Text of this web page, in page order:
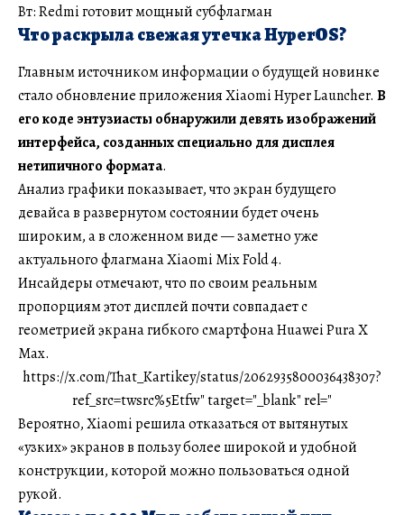
Вт: Redmi готовит мощный субфлагман
Что раскрыла свежая утечка HyperOS?
Главным источником информации о будущей новинке
стало обновление приложения Xiaomi Hyper Launcher. В
его коде энтузиасты обнаружили девять изображений
интерфейса, созданных специально для дисплея
нетипичного формата.
Анализ графики показывает, что экран будущего
девайса в развернутом состоянии будет очень
широким, а в сложенном виде — заметно уже
актуального флагмана Xiaomi Mix Fold 4.
Инсайдеры отмечают, что по своим реальным
пропорциям этот дисплей почти совпадает с
геометрией экрана гибкого смартфона Huawei Pura X
Max.
https://x.com/That_Kartikey/status/2062935800036438307?
ref_src=twsrc%5Etfw" target="_blank" rel="
Вероятно, Xiaomi решила отказаться от вытянутых
«узких» экранов в пользу более широкой и удобной
конструкции, которой можно пользоваться одной
рукой.